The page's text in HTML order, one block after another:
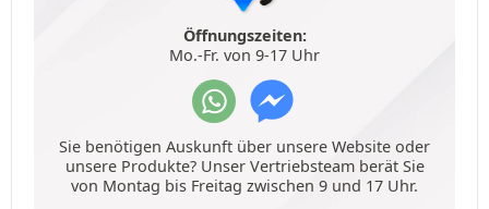
Öffnungszeiten:
Mo.-Fr. von 9-17 Uhr
Sie benötigen Auskunft über unsere Website oder
unsere Produkte? Unser Vertriebsteam berät Sie
von Montag bis Freitag zwischen 9 und 17 Uhr.